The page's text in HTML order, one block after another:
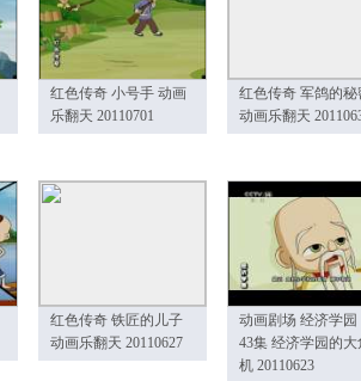
红色传奇 小号手 动画
乐翻天 20110701
红色传奇 军鸽的秘
动画乐翻天
红色传奇 铁匠的儿子
动画乐翻天 20110627
动画剧场 经济学园
43集 经济学园的大
机 20110623